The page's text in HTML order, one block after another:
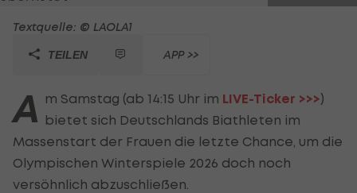
Textquelle: © LAOLA1
TEILEN APP >>
A m Samstag (ab 14:15 Uhr im LIVE-Ticker >>>)
bietet sich Deutschlands Biathleten im
Massenstart der Frauen die letzte Chance, um die
Olympischen Winterspiele 2026 doch noch
versöhnlich abzuschließen.